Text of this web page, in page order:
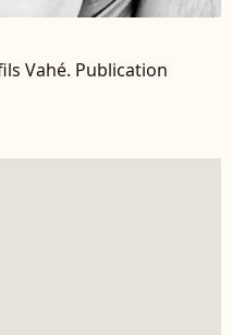
Vahé. Publication